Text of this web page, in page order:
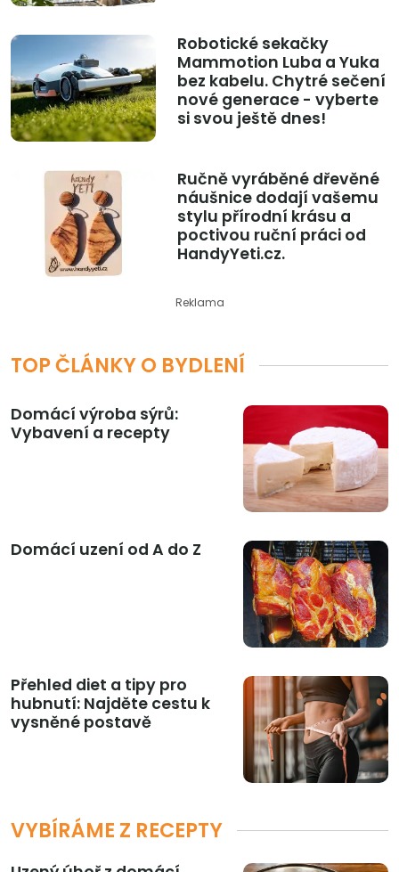
Robotické sekačky
Mammotion Luba a Yuka
bez kabelu. Chytré sečení
nové generace - vyberte
si svou ještě dnes!
Ručně vyráběné dřevěné
náušnice dodají vašemu
stylu přírodní krásu a
poctivou ruční práci od
HandyYeti.cz.
Reklama
TOP ČLÁNKY O BYDLENÍ
Domácí výroba sýrů:
Vybavení a recepty
Domácí uzení od A do Z
Přehled diet a tipy pro
hubnutí: Najděte cestu k
vysněné postavě
VYBÍRÁME Z RECEPTY